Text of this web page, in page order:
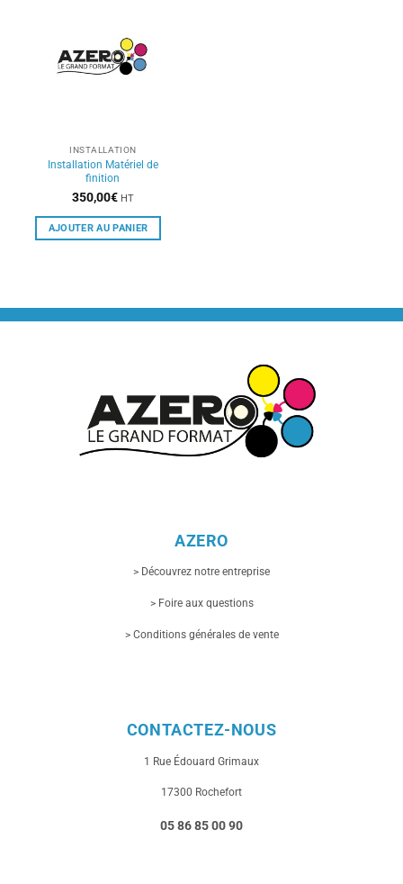
INSTALLATION
Installation Matériel de
finition
350,00€ HT
AJOUTER AU PANIER
AZERO
> Découvrez notre entreprise
> Foire aux questions
> Conditions générales de vente
CONTACTEZ-NOUS
1 Rue Édouard Grimaux
17300 Rochefort
05 86 85 00 90